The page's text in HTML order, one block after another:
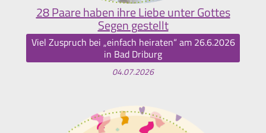
28 Paare haben ihre Liebe unter Gottes
Segen gestellt
Viel Zuspruch bei „einfach heiraten“ am 26.6.2026
in Bad Driburg
04.07.2026